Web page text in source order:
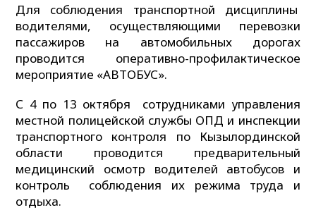
Для соблюдения транспортной дисциплины
водителями, осуществляющими перевозки
пассажиров на автомобильных дорогах
проводится оперативно-профилактическое
мероприятие «АВТОБУС».
С 4 по 13 октября сотрудниками управления
местной полицейской службы ОПД и инспекции
транспортного контроля по Кызылординской
области проводится предварительный
медицинский осмотр водителей автобусов и
контроль соблюдения их режима труда и
отдыха.